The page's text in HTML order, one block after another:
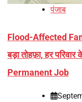
पंजाब
Flood-Affected
बड़ा तोहफ़ा, हर
Permanent Job